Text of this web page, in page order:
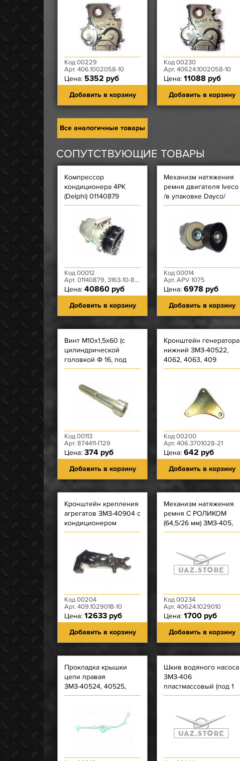
и их модификации
Код 00229
Арт. 406.1002058-10
Цена: 5352 руб
Добавить в корзину
модификации
Код 00230
Арт. 40624.1002058-10
Цена: 11088 руб
Добавить в корзину
Все аналогичные товары
СОПУТСТВУЮЩИЕ ТОВАРЫ
Компрессор
кондиционера 4РК
(Delphi) 01140879
Код 00012
Арт. 01140879, 3163-10-8131010-95
Цена: 40860 руб
Добавить в корзину
Механизм натяжения
ремня двигателя Iveco
/в упаковке Dayco/
Код 00014
Арт. APV 1075
Цена: 6978 руб
Добавить в корзину
Винт М10х1,5х60 (с
цилиндрической
головкой Ф 16, под
шестигранник 8)
ремня ЗМЗ-
Код 00113
Арт. 874411-П29
Цена: 374 руб
Добавить в корзину
Кронштейн генератора
нижний ЗМЗ-40522,
4062, 4063, 409
Код 00200
Арт. 406.3701028-21
Цена: 642 руб
Добавить в корзину
Кронштейн крепления
агрегатов ЗМЗ-40904 с
кондиционером
Код 00204
Арт. 409.1029018-10
Цена: 12633 руб
Добавить в корзину
Механизм натяжения
ремня С РОЛИКОМ
(64,5/26 мм) ЗМЗ-405,
409 Евро-3, УМЗ-4216
Код 00234
Арт. 40624.1029010
Цена: 1700 руб
Добавить в корзину
Прокладка крышки
цепи правая
ЗМЗ-40524, 40525,
40904 (Фритекс)
(Серая) - (БЕЗ КОЛЕЦ)
Шкив водяного насоса
ЗМЗ-406
пластмассовый (под 1
ремень)